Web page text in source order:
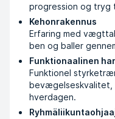
progression og tryg
Kehonrakennus
Erfaring med
ben og baller
Funktionaalinen
Funktionel
bevægelseskvalitet,
hverdagen.